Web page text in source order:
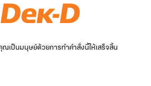
ณเป็นมนุษย์ด้วยการทำคำสั่งนี้ให้เสร็จสิ้น